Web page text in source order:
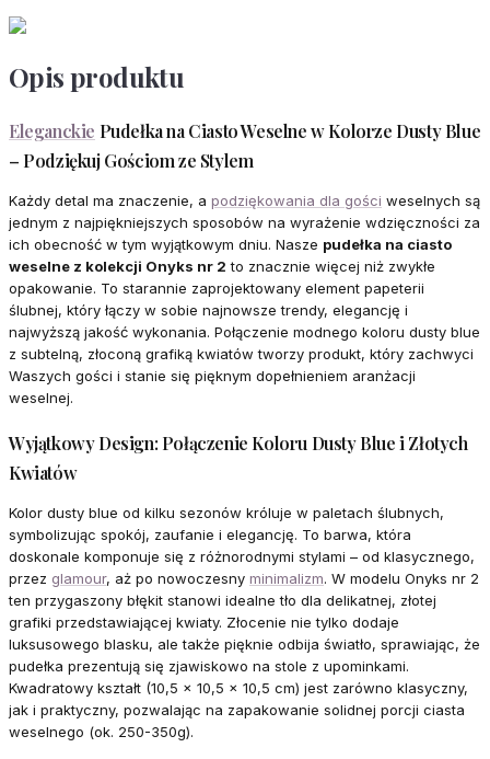
Opis produktu
Eleganckie Pudełka na Ciasto Weselne w Kolorze Dusty Blue
– Podziękuj Gościom ze Stylem
Każdy detal ma znaczenie, a podziękowania dla gości weselnych są
jednym z najpiękniejszych sposobów na wyrażenie wdzięczności za
ich obecność w tym wyjątkowym dniu. Nasze pudełka na ciasto
weselne z kolekcji Onyks nr 2 to znacznie więcej niż zwykłe
opakowanie. To starannie zaprojektowany element papeterii
ślubnej, który łączy w sobie najnowsze trendy, elegancję i
najwyższą jakość wykonania. Połączenie modnego koloru dusty blue
z subtelną, złoconą grafiką kwiatów tworzy produkt, który zachwyci
Waszych gości i stanie się pięknym dopełnieniem aranżacji
weselnej.
Wyjątkowy Design: Połączenie Koloru Dusty Blue i Złotych
Kwiatów
Kolor dusty blue od kilku sezonów króluje w paletach ślubnych,
symbolizując spokój, zaufanie i elegancję. To barwa, która
doskonale komponuje się z różnorodnymi stylami – od klasycznego,
przez glamour, aż po nowoczesny minimalizm. W modelu Onyks nr 2
ten przygaszony błękit stanowi idealne tło dla delikatnej, złotej
grafiki przedstawiającej kwiaty. Złocenie nie tylko dodaje
luksusowego blasku, ale także pięknie odbija światło, sprawiając, że
pudełka prezentują się zjawiskowo na stole z upominkami.
Kwadratowy kształt (10,5 x 10,5 x 10,5 cm) jest zarówno klasyczny,
jak i praktyczny, pozwalając na zapakowanie solidnej porcji ciasta
weselnego (ok. 250-350g).